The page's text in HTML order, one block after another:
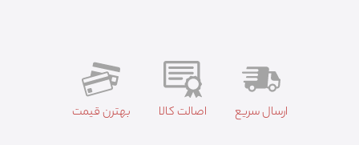
ارسال سریع اصالت کالا بهترن قیمت